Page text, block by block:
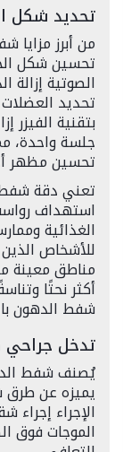
تحديد شكل
من أبرز مزايا
تحسين شكل
الصوتية
تحديد
جلسة واحدة،
تحسين مظهر
تعني دقة شفط
استهداف
الغذائية
للأشخاص
مناطق معينة
أكثر نحتًا
شفط الدهون
تدخل
يُصنف شفط
يميزه عن طرق
الإجراء
الموجات فوق